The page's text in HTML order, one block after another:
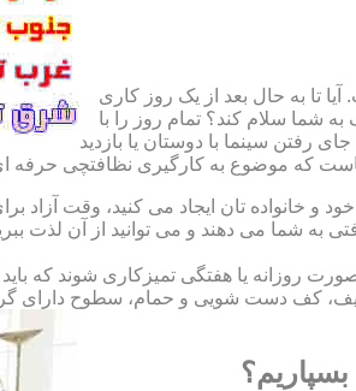
تا به حال بعد از یک روز کاری
شما سلام کند؟ تمام روز را با
رفتن سینما با دوستان یا بازدید
که موضوع به کارگیری نظافتچی حرفه
خانواده تان ایجاد می کنید، وقت آزاد
به شما می دهند و می توانید از آن لذت
روزانه یا هفتگی تمیزکاری شوند که
کف دست شویی و حمام، سطوح دارای